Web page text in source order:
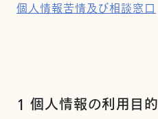
個人情報苦情及び相談窓口
1 個人情報の利用目的